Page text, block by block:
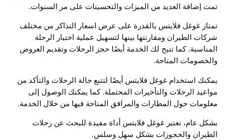
تمت إضافة العديد من الميزات والتحسينات على مر السنوات.
تمتاز غوغل فلايتس بالقدرة على عرض اسعار التذاكر من مختلف
شركات الطيران ومقارنتها بينها لتسهيل عملية اختيار الرحلة
المناسبة. كما تتيح لك الخدمة أيضًا حجز الرحلات وتقديم العروض
والخصومات المتاحة.
يمكنك استخدام غوغل فلايتس أيضًا لتتبع حالة الرحلات والتأكد من
مواعيد الرحلات والتأخيرات المحتملة. كما يمكنك الوصول إلى
معلومات حول المطارات والمرافق المتاحة فيها من خلال الخدمة.
بشكل عام، تعتبر غوغل فلايتس أداة مفيدة للبحث عن رحلات
الطيران والحجوزات بشكل سهل وسلس.